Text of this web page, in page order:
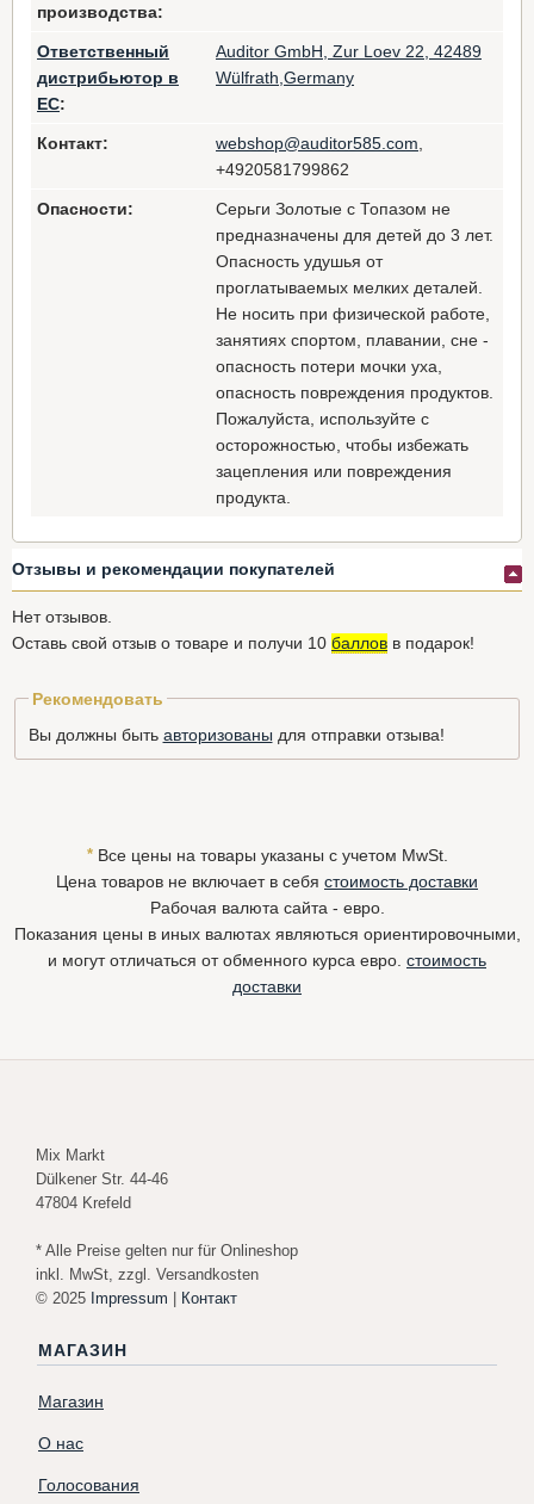
производства:
Ответственный
дистрибьютор в
ЕС:
Auditor GmbH, Zur Loev 22, 42489
Wülfrath,Germany
Контакт: webshop@auditor585.com
+4920581799862
Опасности:
Серьги Золотые с Топазом не
предназначены для детей до 3 лет.
Опасность удушья от
проглатываемых мелких деталей.
Не носить при физической работе,
занятиях спортом, плавании, сне -
опасность потери мочки уха,
опасность повреждения продуктов.
Пожалуйста, используйте с
осторожностью, чтобы избежать
зацепления или повреждения
продукта.
Отзывы и рекомендации покупателей
Нет отзывов.
Оставь свой отзыв о товаре и получи 10 баллов в подарок!
Рекомендовать
Вы должны быть авторизованы для отправки отзыва!
*Все цены на товары указаны с учетом MwSt.
Цена товаров не включает в себя стоимость доставки
Рабочая валюта сайта - евро.
Показания цены в иных валютах являються ориентировочными,
и могут отличаться от обменного курса евро. стоимость
доставки
Mix Markt
Dülkener Str. 44-46
47804 Krefeld
* Alle Preise gelten nur für Onlineshop
inkl. MwSt, zzgl. Versandkosten
© 2025 Impressum | Контакт
МАГАЗИН
Магазин
О нас
Голосования